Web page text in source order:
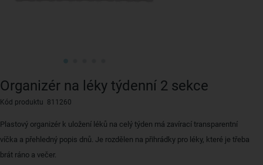
Organizér na léky týdenní 2 sekce
Kód produktu 811260
Plastový organizér k uložení léků na celý týden má zavírací transparentní
víčka a přehledný popis dnů. Je rozdělen na přihrádky pro léky, které je třeba
brát ráno a večer.